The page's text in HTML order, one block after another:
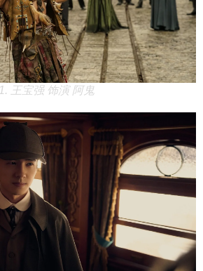
1. 王宝强 饰演 阿鬼